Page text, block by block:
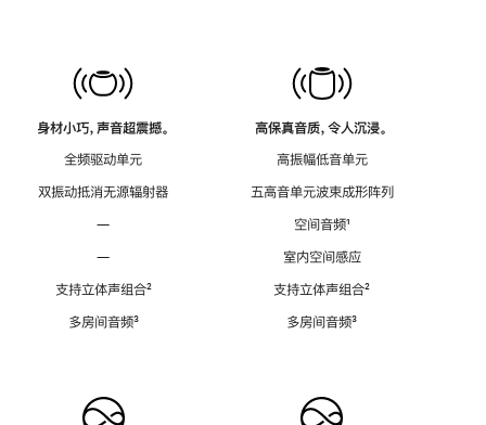
身材小巧，声音超震撼。
全频驱动单元
双振动抵消无源辐射器
—
—
支持立体声组合脚
²
多房间音频脚
³
高保真音质，令人沉浸。
高振幅低音单元
五高音单元波束成形阵列
空间音频脚
¹
室内空间感应
支持立体声组合脚
²
多房间音频脚
³